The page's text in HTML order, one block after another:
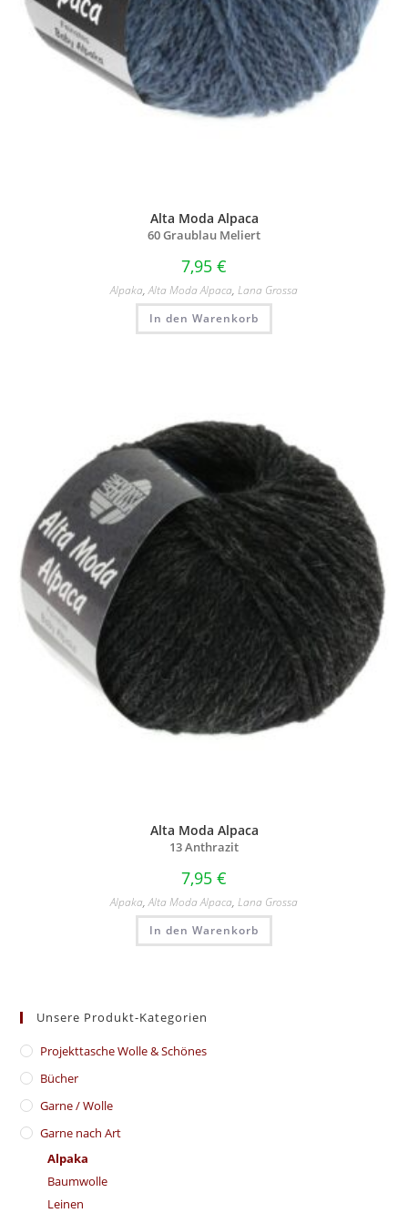
Alta Moda Alpaca
60 Graublau Meliert
7,95 €
Alpaka,Alta Moda Alpaca, Lana Grossa
In den Warenkorb
Alta Moda Alpaca
13 Anthrazit
7,95 €
Alpaka,Alta Moda Alpaca, Lana Grossa
In den Warenkorb
Unsere Produkt-Kategorien
​Projekttasche Wolle & Schönes
Bücher
Garne / Wolle
Garne nach Art
Alpaka
Baumwolle
Leinen